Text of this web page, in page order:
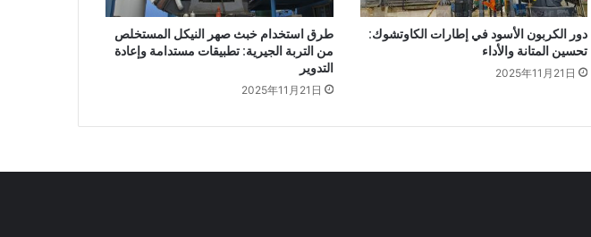
دور الكربون الأسود في إطارات الكاوتشوك:
تحسين المتانة والأداء
2025年11月21日
طرق استخدام خبث صهر النيكل المستخلص
من التربة الجيرية: تطبيقات مستدامة وإعادة
التدوير
2025年11月21日